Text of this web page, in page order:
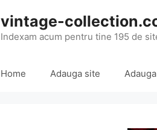
vintage-
Indexam acum pentru tine 195 de
Home Adauga site